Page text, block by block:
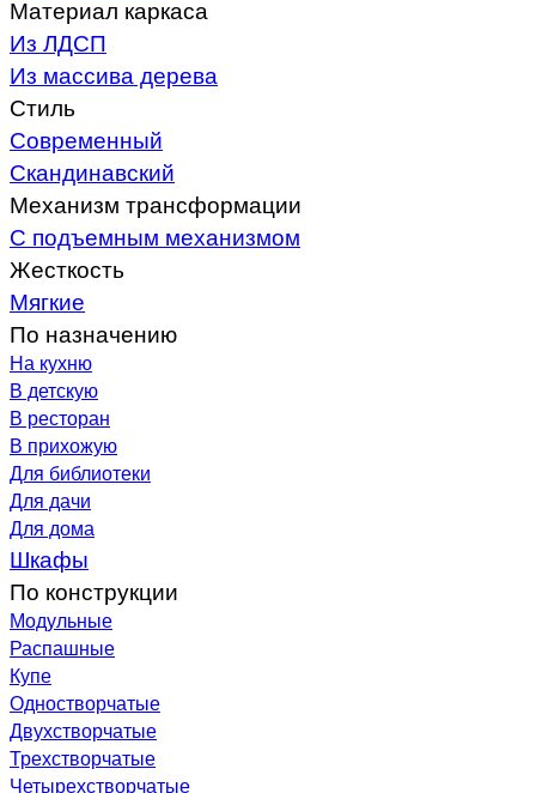
Материал каркаса
Из ЛДСП
Из массива дерева
Стиль
Современный
Скандинавский
Механизм трансформации
С подъемным механизмом
Жесткость
Мягкие
По назначению
На кухню
В детскую
В ресторан
В прихожую
Для библиотеки
Для дачи
Для дома
Шкафы
По конструкции
Модульные
Распашные
Купе
Одностворчатые
Двухстворчатые
Трехстворчатые
Четырехстворчатые